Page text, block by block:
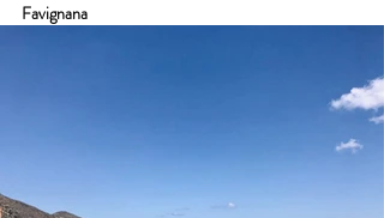
Favignana